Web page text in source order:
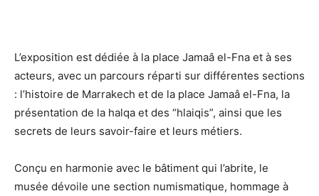
L’exposition est dédiée à la place Jamaâ el-Fna et à ses
acteurs, avec un parcours réparti sur différentes sections
: l’histoire de Marrakech et de la place Jamaâ el-Fna, la
présentation de la halqa et des “hlaiqis”, ainsi que les
secrets de leurs savoir-faire et leurs métiers.
Conçu en harmonie avec le bâtiment qui l’abrite, le
musée dévoile une section numismatique, hommage à